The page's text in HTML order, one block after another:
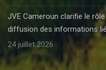
JVE Cameroun clarifie le
diffusion des informations
24 juillet 2026